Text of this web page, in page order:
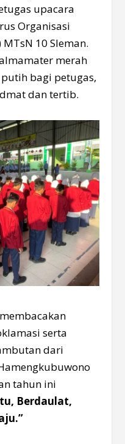
upacara
Organisasi
MTsN 10 Sleman.
merah
bagi petugas,
dan tertib.
serta
dari
tahun ini
Berdaulat,